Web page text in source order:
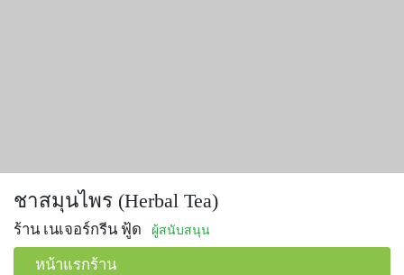
ชาสมุนไพร (Herbal Tea)
ร้าน เนเจอร์กรีน ฟู้ด ผู้สนับสนุน
หน้าแรกร้าน